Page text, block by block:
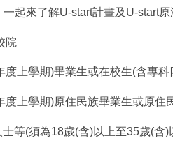
一起來了解U-start計畫及U-start原
院
上學期)畢業生或在校生(含專
上學期)原住民族畢業生或原住
等(須為18歲(含)以上至35歲(含)